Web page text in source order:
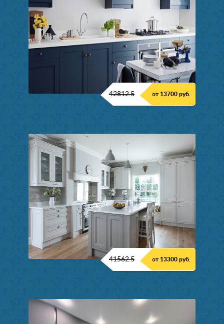
42812.5 от 13700 руб.
41562.5 от 13300 руб.